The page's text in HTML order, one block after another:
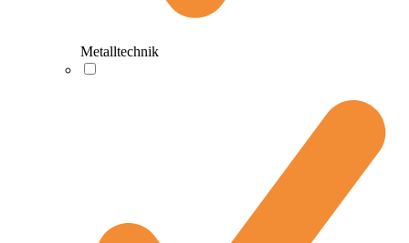
Metalltechnik